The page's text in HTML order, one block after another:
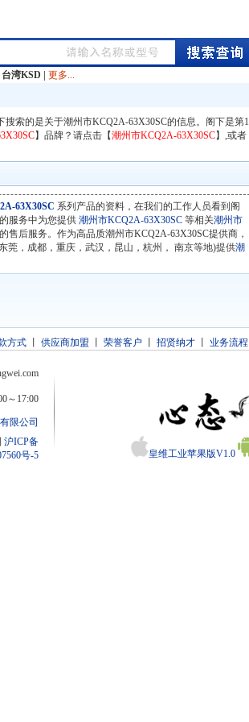
台湾KSD 更多...
搜索的是关于潮州市KCQ2A-63X30SC的信息。阁下是第1
】品牌？请点击【潮州市KCQ2A-63X30SC】,或者
63X30SC 系列产品的资料，在我们的工作人员看到阁
服务中为您提供 潮州市KCQ2A-63X30SC 等相关潮州市
售后服务。作为高品质潮州市KCQ2A-63X30SC提供商，
莞，成都，重庆，武汉，昆山，杭州， 南京等地)提供潮
方式丨 供应商加盟 荣誉客户 招贤纳才丨 业务流程
～17:00
限公司
沪ICP备
号-5
皇维工业苹果版V1.0